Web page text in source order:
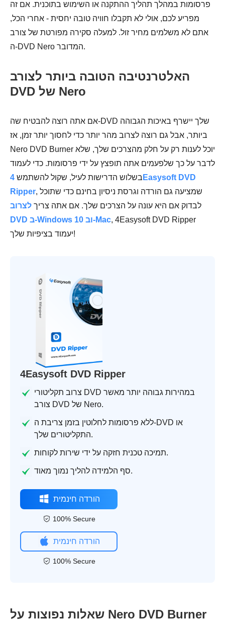
פרסומות במהלך תהליך ההתקנה או השימוש בתוכנית. אם זה
מפריע לכם, אולי לא תקבלו חוויה טובה יחסית - אחרי הכל,
אתם לא משלמים מחיר זול. למעלה סקירה מפורטת של צורב
ה-DVD Nero המדובר.
האלטרנטיבה הטובה ביותר לצורב
DVD של Nero
אם אתה רוצה להבטיח שה-DVD שלך יישרף באיכות הגבוהה
ביותר, אבל גם רוצה לצרוב מהר יותר כדי לחסוך יותר זמן, אז
Nero DVD Burner יוכל לענות רק על חלק מהצרכים שלך, שלא
לדבר על כך שלפעמים אתה תופצץ על ידי פרסומות. כדי לעמוד
בשלוש הדרישות לעיל, שקול להשתמש 4Easysoft DVD
Ripper, שמציעה גם הורדה וגרסת ניסיון בחינם כדי שתוכל
לבדוק אם היא עונה על הצרכים שלך. אם אתה צריך לצרוב
DVD ב-Windows 10 וב-Mac, 4Easysoft DVD Ripper
יעמוד בציפיות שלך!
4Easysoft DVD Ripper
צרוב תקליטורי DVD במהירות גבוהה יותר מאשר
צורב DVD של Nero.
ללא פרסומות לחלוטין בזמן צריבת ה-DVD או
התקליטורים שלך.
תמיכה טכנית חזקה על ידי שירות לקוחות.
סף הלמידה להליך נמוך מאוד.
הורדה חינמית
100% Secure
הורדה חינמית
100% Secure
שאלות נפוצות על Nero DVD Burner